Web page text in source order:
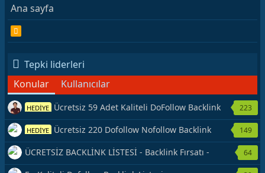
Ana sayfa
S
Tepki liderleri
Konular
Kullanıcılar
HEDİYE Ücretsiz 59 Adet Kaliteli DoFollow Backlink
Kaynağı Veriyorum.
223
HEDİYE Ücretsiz 220 Dofollow Nofollow Backlink
Veriyorum
149
ÜCRETSİZ BACKLİNK LİSTESİ - Backlink Fırsatı -
Hemen Yetiş!
64